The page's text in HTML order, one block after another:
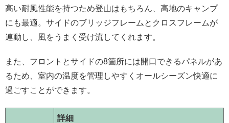
高い耐風性能を持つため登山はもちろん、高地のキャンプ
にも最適。サイドのブリッジフレームとクロスフレームが
連動し、風をうまく受け流してくれます。
また、フロントとサイドの8箇所には開口できるパネルがあ
るため、室内の温度を管理しやすくオールシーズン快適に
過ごすことができます。
詳細